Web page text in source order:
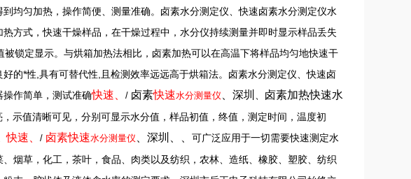
均匀加热，操作简便、测量准确。卤素水分测定仪、快速卤素水分测定仪水
方式，快速干燥样品，在干燥过程中，水分仪持续测量并即时显示样品丢失
锁定显示。与烘箱加热法相比，卤素加热可以在高温下将样品均匀地快速干
的*性,具有可替代性,且检测效率远远高于烘箱法。卤素水分测定仪、快速卤
作简单，测试准确快速 / 卤素快速水分测量仪 、深圳
卤素加热快速水
示值清晰可见，分别可显示水分值，样品初值，终值，测定时间，温度初
快速 / 卤素快速水分测量仪 、深圳
可广泛应用于一切需要快速测定水
烟草，化工，茶叶，食品、肉类以及纺织，农林、造纸、橡胶、塑胶、纺织